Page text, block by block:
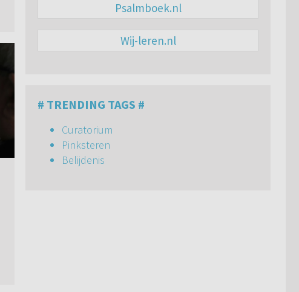
Psalmboek.nl
Wij-leren.nl
# TRENDING TAGS #
Curatorium
Pinksteren
Belijdenis